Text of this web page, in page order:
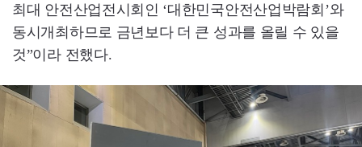
최대 안전산업전시회인 ‘대한민국안전산업박람회’와
동시개최하므로 금년보다 더 큰 성과를 올릴 수 있을
것”이라 전했다.